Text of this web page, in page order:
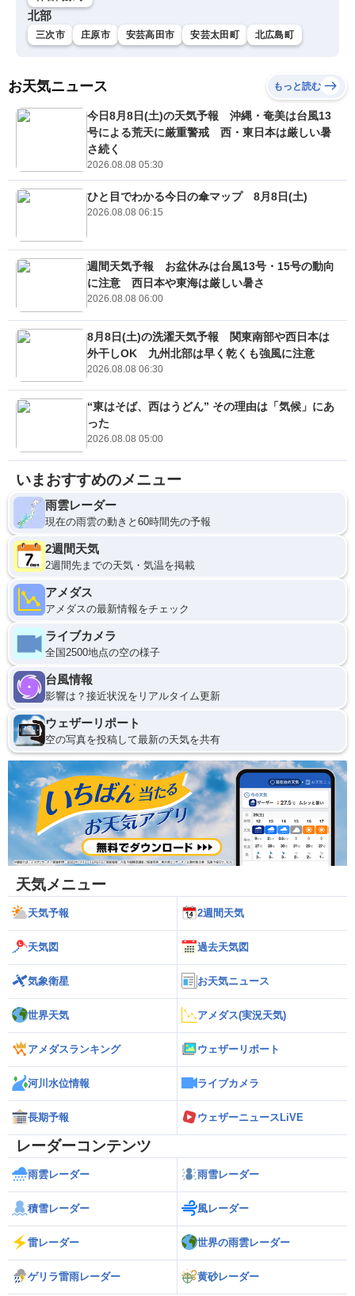
北部
三次市 庄原市 安芸高田市 安芸太田町 北広島町
お天気ニュース もっと読む
今日8月8日(土)の天気予報 沖縄・奄美は台風13
号による荒天に厳重警戒 西・東日本は厳しい暑
さ続く
2026.08.08 05:30
ひと目でわかる今日の傘マップ 8月8日(土)
2026.08.08 06:15
週間天気予報 お盆休みは台風13号・15号の動向
に注意 西日本や東海は厳しい暑さ
2026.08.08 06:00
8月8日(土)の洗濯天気予報 関東南部や西日本は
外干しOK 九州北部は早く乾くも強風に注意
2026.08.08 06:30
“東はそば、西はうどん” その理由は「気候」にあ
った
2026.08.08 05:00
いまおすすめのメニュー
雨雲レーダー
現在の雨雲の動きと60時間先の予報
2週間天気
2週間先までの天気・気温を掲載
アメダス
アメダスの最新情報をチェック
ライブカメラ
全国2500地点の空の様子
台風情報
影響は？接近状況をリアルタイム更新
ウェザーリポート
空の写真を投稿して最新の天気を共有
天気メニュー
天気予報 2週間天気
天気図 過去天気図
気象衛星 お天気ニュース
世界天気 アメダス(実況天気)
アメダスランキング ウェザーリポート
河川水位情報 ライブカメラ
長期予報 ウェザーニュースLiVE
レーダーコンテンツ
雨雲レーダー 雨雪レーダー
積雪レーダー 風レーダー
雷レーダー 世界の雨雲レーダー
ゲリラ雷雨レーダー 黄砂レーダー